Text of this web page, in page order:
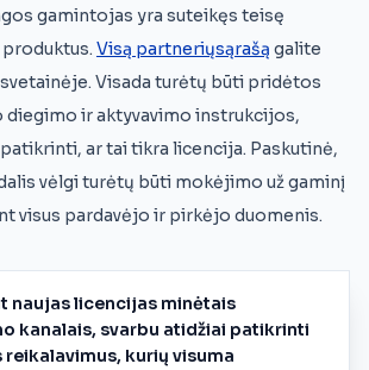
gamintojas yra suteikęs teisę
Visą partneriųsąrašą galite
Visada turėtų būti pridėtos
diegimo ir aktyvavimo instrukcijos,
ar tai tikra licencija. Paskutinė,
vėlgi turėtų būti mokėjimo už gaminį
visus pardavėjo ir pirkėjo duomenis.
naujas licencijas minėtais
kanalais, svarbu atidžiai patikrinti
reikalavimus, kurių visuma